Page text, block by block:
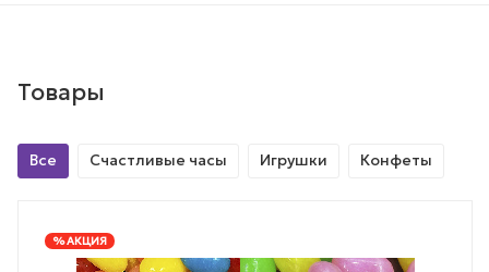
Товары
Все Счастливые часы Игрушки Конфеты
% АКЦИЯ